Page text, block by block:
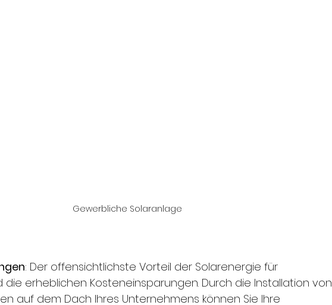
Gewerbliche Solaranlage
: Der offensichtlichste Vorteil der Solarenergie für
die erheblichen Kosteneinsparungen. Durch die Installation von
auf dem Dach Ihres Unternehmens können Sie Ihre